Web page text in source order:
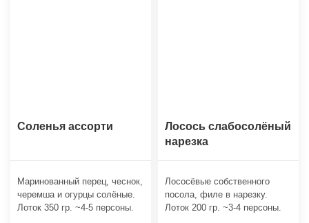
Соленья ассорти
Маринованный перец, чеснок,
черемша и огурцы солёные.
Лоток 350 гр. ~4-5 персоны.
Лосось слабосолёный
нарезка
Лососёвые собственного
посола, филе в нарезку.
Лоток 200 гр. ~3-4 персоны.